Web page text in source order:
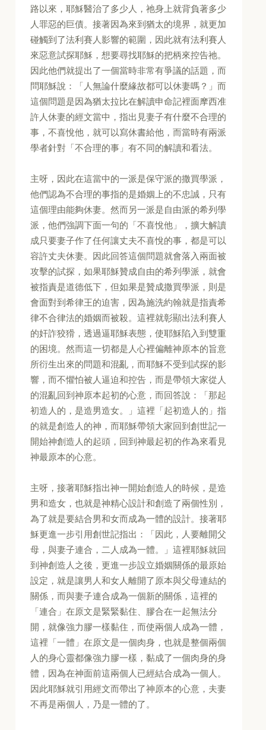
路以來，耶穌醫治了多少人，祂身上就背負著多少
人罪惡的巨債。接著因為來到猶太的境界，就更加
碰觸到了法利賽人影響的範圍，因此就有法利賽人
來惡意試探耶穌，想要尋找耶穌的把柄來控告祂。
因此他們就提出了一個當時非常有爭議的話題，而
問耶穌說：「人無論什麼緣故都可以休妻嗎？」而
這個問題是因為猶太拉比在解讀申命記裡面摩西准
許人休妻的經文當中，指出見妻子有什麼不合理的
事，不喜悅他，就可以寫休書給他，而當時有兩派
學者針對「不合理的事」有不同的解讀和看法。
主呀，因此在這當中的一派是保守派的撒買學派，
他們認為不合理的事指的是婚姻上的不忠誠，只有
這個理由能夠休妻。然而另一派是自由派的希列學
派，他們強調下面一句的「不喜悅他」，擴大解讀
成只要妻子作了任何讓丈夫不喜悅的事，都是可以
容許丈夫休妻。因此回答這個問題就會落入兩面被
攻擊的試探，如果耶穌贊成自由的希列學派，就會
被指責是道德低下，但如果是贊成撒買學派，則是
會面對到希律王的迫害，因為施洗約翰就是指責希
律不合律法的婚姻而被殺。這裡就彰顯出法利賽人
的奸詐狡猾，透過逼耶穌表態，使耶穌陷入到雙重
的困境。然而這一切都是人心裡偏離神原本的旨意
所衍生出來的問題和混亂，而耶穌不受到試探的影
響，而不懼怕被人逼迫和控告，而是帶領大家從人
的混亂回到神原本起初的心意，而回答說：「那起
初造人的，是造男造女。」這裡「起初造人的」指
的就是創造人的神，而耶穌帶領大家回到創世記一
開始神創造人的起頭，回到神最起初的作為來看見
神最原本的心意。
主呀，接著耶穌指出神一開始創造人的時候，是造
男和造女，也就是神精心設計和創造了兩個性別，
為了就是要結合男和女而成為一體的設計。接著耶
穌更進一步引用創世記指出：「因此，人要離開父
母，與妻子連合，二人成為一體。」這裡耶穌就回
到神創造人之後，更進一步設立婚姻關係的最原始
設定，就是讓男人和女人離開了原本與父母連結的
關係，而與妻子連合成為一個新的關係，這裡的
「連合」在原文是緊緊黏住、膠合在一起無法分
開，就像強力膠一樣黏住，而使兩個人成為一體，
這裡「一體」在原文是一個肉身，也就是整個兩個
人的身心靈都像強力膠一樣，黏成了一個肉身的身
體，因為在神面前這兩個人已經結合成為一個人。
因此耶穌就引用經文而帶出了神原本的心意，夫妻
不再是兩個人，乃是一體的了。